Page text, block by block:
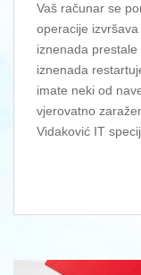
Vaš računar se
operacije
iznenada
iznenada
imate neki od
vjerovatno
Vidaković IT